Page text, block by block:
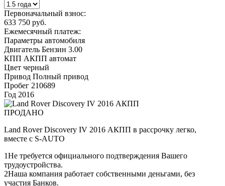
Первоначальный взнос:
633 750 руб.
Ежемесячный платеж:
Параметры автомобиля
Двигатель Бензин 3.00
КПП АКПП автомат
Цвет черный
Привод Полный привод
Пробег 210689
Год 2016
ПРОДАНО
Land Rover Discovery IV 2016 АКПП в рассрочку легко,
вместе с S-AUTO
1Не требуется официального подтверждения Вашего
трудоустройства.
2Наша компания работает собственными деньгами, без
участия Банков.